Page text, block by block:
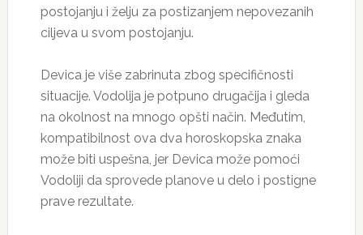
postojanju i želju za postizanjem nepovezanih
ciljeva u svom postojanju.
Devica je više zabrinuta zbog specifičnosti
situacije. Vodolija je potpuno drugačija i gleda
na okolnost na mnogo opšti način. Međutim,
kompatibilnost ova dva horoskopska znaka
može biti uspešna, jer Devica može pomoći
Vodoliji da sprovede planove u delo i postigne
prave rezultate.